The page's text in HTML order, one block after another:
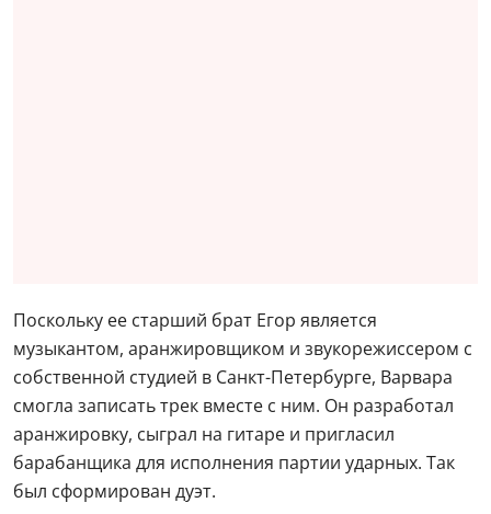
Поскольку ее старший брат Егор является
музыкантом, аранжировщиком и звукорежиссером с
собственной студией в Санкт-Петербурге, Варвара
смогла записать трек вместе с ним. Он разработал
аранжировку, сыграл на гитаре и пригласил
барабанщика для исполнения партии ударных. Так
был сформирован дуэт.